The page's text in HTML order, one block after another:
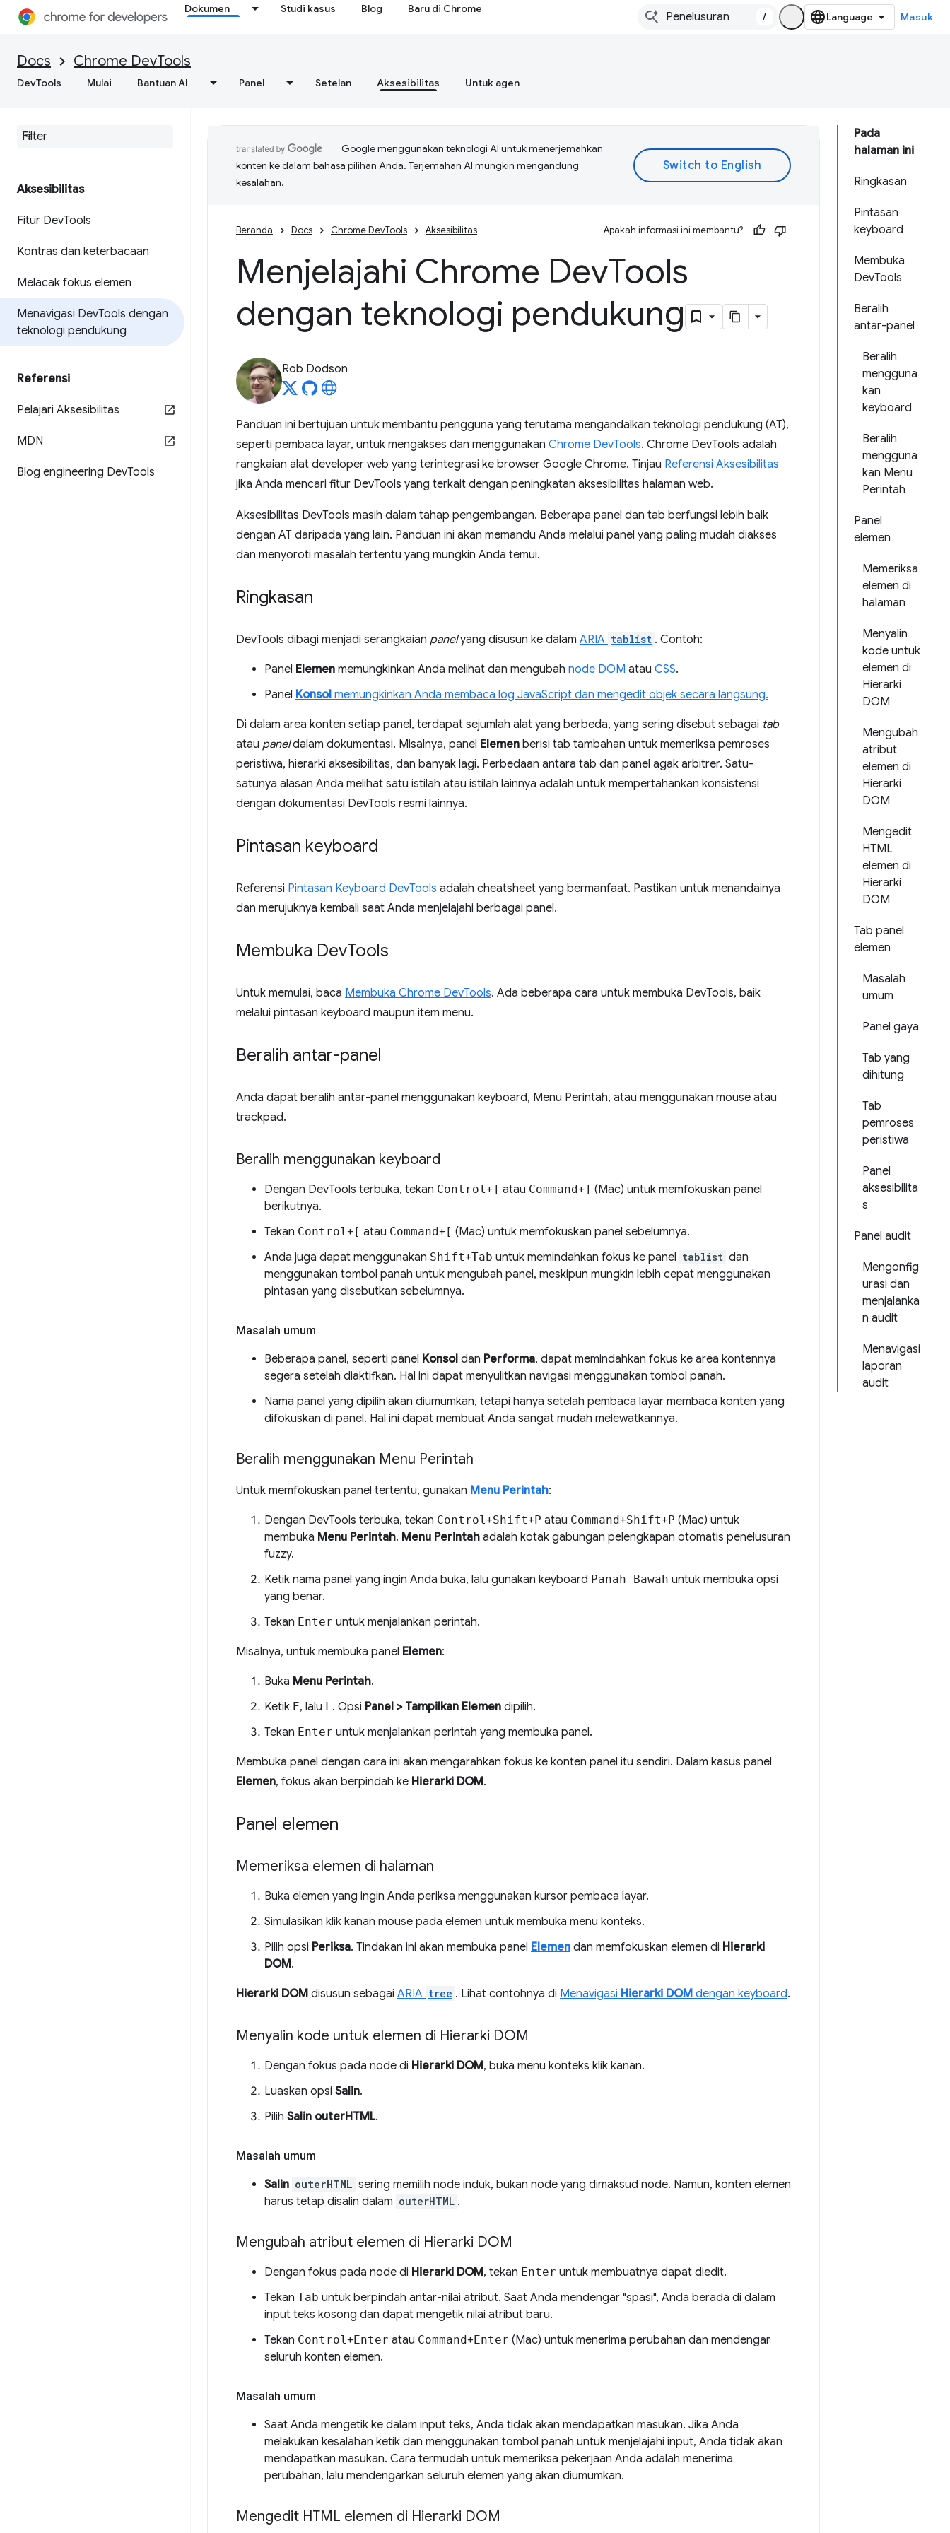
Dokumen Studi kasus Blog Baru di Chrome
/ Masuk
Docs Chrome DevTools
DevTools Mulai Bantuan AI Panel Setelan Aksesibilitas Untuk agen
Aksesibilitas
Fitur DevTools
Kontras dan keterbacaan
Melacak fokus elemen
Menavigasi DevTools dengan
teknologi pendukung
Referensi
Pelajari Aksesibilitas
MDN
Blog engineering DevTools
Pada
halaman ini
Ringkasan
Pintasan
keyboard
Membuka
DevTools
Beralih
antar-panel
Beralih
mengguna
kan
keyboard
Beralih
mengguna
kan Menu
Perintah
Panel
elemen
Memeriksa
elemen di
halaman
Menyalin
kode untuk
elemen di
Hierarki
DOM
Mengubah
atribut
elemen di
Hierarki
DOM
Mengedit
HTML
elemen di
Hierarki
DOM
Tab panel
elemen
Masalah
umum
Panel gaya
Tab yang
dihitung
Tab
pemroses
peristiwa
Panel
aksesibilita
s
Panel audit
Mengonfig
urasi dan
menjalanka
n audit
Menavigasi
laporan
audit
Google menggunakan teknologi AI untuk menerjemahkan
konten ke dalam bahasa pilihan Anda. Terjemahan AI mungkin mengandung
kesalahan.
Beranda Docs Chrome DevTools Aksesibilitas Apakah informasi ini membantu?
Menjelajahi Chrome DevTools
dengan teknologi pendukung
Rob Dodson
Panduan ini bertujuan untuk membantu pengguna yang terutama mengandalkan teknologi pendukung (AT),
seperti pembaca layar, untuk mengakses dan menggunakan Chrome DevTools. Chrome DevTools adalah
rangkaian alat developer web yang terintegrasi ke browser Google Chrome. Tinjau Referensi Aksesibilitas
jika Anda mencari fitur DevTools yang terkait dengan peningkatan aksesibilitas halaman web.
Aksesibilitas DevTools masih dalam tahap pengembangan. Beberapa panel dan tab berfungsi lebih baik
dengan AT daripada yang lain. Panduan ini akan memandu Anda melalui panel yang paling mudah diakses
dan menyoroti masalah tertentu yang mungkin Anda temui.
Ringkasan
DevTools dibagi menjadi serangkaian panelyang disusun ke dalam ARIA tablist . Contoh:
Panel Elemen memungkinkan Anda melihat dan mengubah node DOM atau CSS.
Panel Konsol memungkinkan Anda membaca log JavaScript dan mengedit objek secara langsung.
Di dalam area konten setiap panel, terdapat sejumlah alat yang berbeda, yang sering disebut sebagai tab
atau paneldalam dokumentasi. Misalnya, panel Elemen berisi tab tambahan untuk memeriksa pemroses
peristiwa, hierarki aksesibilitas, dan banyak lagi. Perbedaan antara tab dan panel agak arbitrer. Satu-
satunya alasan Anda melihat satu istilah atau istilah lainnya adalah untuk mempertahankan konsistensi
dengan dokumentasi DevTools resmi lainnya.
Pintasan keyboard
Referensi Pintasan Keyboard DevTools adalah cheatsheet yang bermanfaat. Pastikan untuk menandainya
dan merujuknya kembali saat Anda menjelajahi berbagai panel.
Membuka DevTools
Untuk memulai, baca Membuka Chrome DevTools. Ada beberapa cara untuk membuka DevTools, baik
melalui pintasan keyboard maupun item menu.
Beralih antar-panel
Anda dapat beralih antar-panel menggunakan keyboard, Menu Perintah, atau menggunakan mouse atau
trackpad.
Beralih menggunakan keyboard
Dengan DevTools terbuka, tekan Control+] atau Command+] (Mac) untuk memfokuskan panel
berikutnya.
Tekan Control+ [ atau Command+ [ (Mac) untuk memfokuskan panel sebelumnya.
Anda juga dapat menggunakan Shift+Tab untuk memindahkan fokus ke panel tablist dan
menggunakan tombol panah untuk mengubah panel, meskipun mungkin lebih cepat menggunakan
pintasan yang disebutkan sebelumnya.
Masalah umum
Beberapa panel, seperti panel Konsol dan Performa, dapat memindahkan fokus ke area kontennya
segera setelah diaktifkan. Hal ini dapat menyulitkan navigasi menggunakan tombol panah.
Nama panel yang dipilih akan diumumkan, tetapi hanya setelah pembaca layar membaca konten yang
difokuskan di panel. Hal ini dapat membuat Anda sangat mudah melewatkannya.
Beralih menggunakan Menu Perintah
Untuk memfokuskan panel tertentu, gunakan Menu Perintah:
Dengan DevTools terbuka, tekan Control+Shift+P atau Command+Shift+P (Mac) untuk
membuka Menu Perintah. Menu Perintah adalah kotak gabungan pelengkapan otomatis penelusuran
fuzzy.
Ketik nama panel yang ingin Anda buka, lalu gunakan keyboard Panah Bawah untuk membuka opsi
yang benar.
Tekan Enter untuk menjalankan perintah.
Misalnya, untuk membuka panel Elemen:
Buka Menu Perintah.
Ketik E, lalu L. Opsi Panel > Tampilkan Elemen dipilih.
Tekan Enter untuk menjalankan perintah yang membuka panel.
Membuka panel dengan cara ini akan mengarahkan fokus ke konten panel itu sendiri. Dalam kasus panel
Elemen, fokus akan berpindah ke Hierarki DOM.
Panel elemen
Memeriksa elemen di halaman
Buka elemen yang ingin Anda periksa menggunakan kursor pembaca layar.
Simulasikan klik kanan mouse pada elemen untuk membuka menu konteks.
Pilih opsi Periksa. Tindakan ini akan membuka panel Elemen dan memfokuskan elemen di Hierarki
DOM.
Hierarki DOM disusun sebagai ARIA tree . Lihat contohnya di Menavigasi Hierarki DOM dengan keyboard.
Menyalin kode untuk elemen di Hierarki DOM
Dengan fokus pada node di Hierarki DOM, buka menu konteks klik kanan.
Luaskan opsi Salin.
Pilih Salin outerHTML.
Masalah umum
Salin outerHTML sering memilih node induk, bukan node yang dimaksud node. Namun, konten elemen
harus tetap disalin dalam outerHTML .
Mengubah atribut elemen di Hierarki DOM
Dengan fokus pada node di Hierarki DOM, tekan Enter untuk membuatnya dapat diedit.
Tekan Tab untuk berpindah antar-nilai atribut. Saat Anda mendengar "spasi", Anda berada di dalam
input teks kosong dan dapat mengetik nilai atribut baru.
Tekan Control+Enter atau Command+Enter (Mac) untuk menerima perubahan dan mendengar
seluruh konten elemen.
Masalah umum
Saat Anda mengetik ke dalam input teks, Anda tidak akan mendapatkan masukan. Jika Anda
melakukan kesalahan ketik dan menggunakan tombol panah untuk menjelajahi input, Anda tidak akan
mendapatkan masukan. Cara termudah untuk memeriksa pekerjaan Anda adalah menerima
perubahan, lalu mendengarkan seluruh elemen yang akan diumumkan.
Mengedit HTML elemen di Hierarki DOM